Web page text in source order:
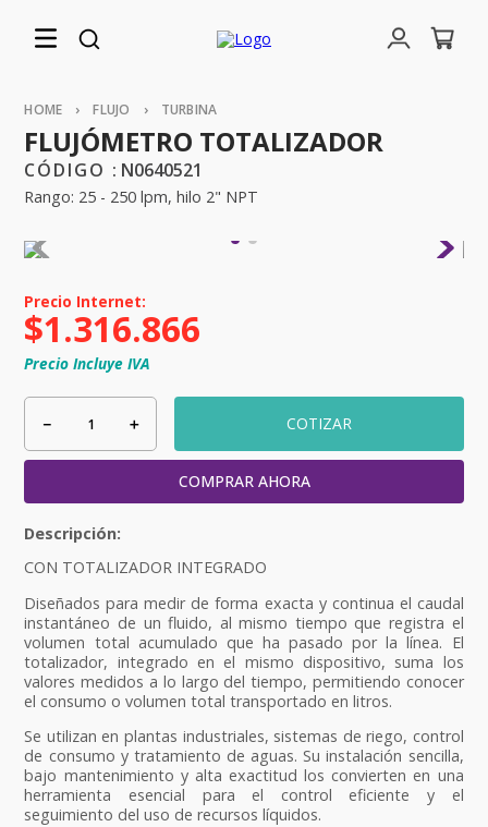
FLUJO TURBINA
FLUJÓMETRO TOTALIZADOR
: N0640521
Rango: 25 - 250 lpm, hilo 2" NPT
$1.316.866
Precio Incluye IVA
＋
－ COTIZAR
COMPRAR AHORA
CON TOTALIZADOR INTEGRADO
Diseñados para medir de forma exacta y continua el caudal
instantáneo de un fluido, al mismo tiempo que registra el
volumen total acumulado que ha pasado por la línea. El
totalizador, integrado en el mismo dispositivo, suma los
valores medidos a lo largo del tiempo, permitiendo conocer
el consumo o volumen total transportado en litros.
Se utilizan en plantas industriales, sistemas de riego, control
de consumo y tratamiento de aguas. Su instalación sencilla,
bajo mantenimiento y alta exactitud los convierten en una
herramienta esencial para el control eficiente y el
seguimiento del uso de recursos líquidos.